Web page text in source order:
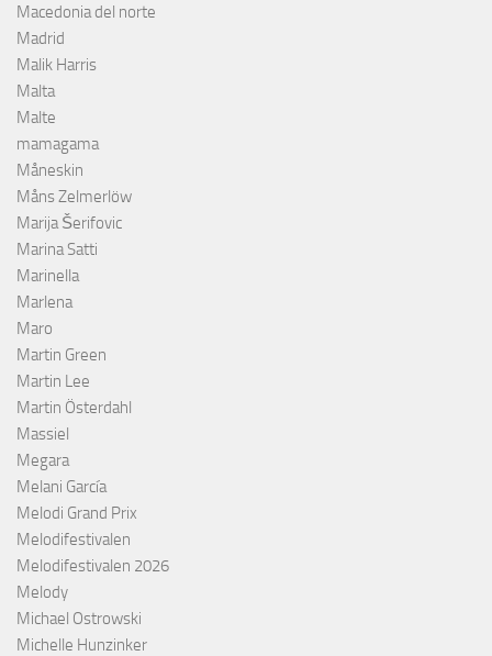
Macedonia del norte
Madrid
Malik Harris
Malta
Malte
mamagama
Måneskin
Måns Zelmerlöw
Marija Šerifovic
Marina Satti
Marinella
Marlena
Maro
Martin Green
Martin Lee
Martin Österdahl
Massiel
Megara
Melani García
Melodi Grand Prix
Melodifestivalen
Melodifestivalen 2026
Melody
Michael Ostrowski
Michelle Hunzinker